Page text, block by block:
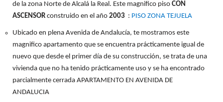
de la zona Norte de Alcalá la Real. Este magnifico piso CON
ASCENSOR construido en el año 2003 : PISO ZONA TEJUELA
Ubicado en plena Avenida de Andalucía, te mostramos este
magnifico apartamento que se encuentra prácticamente igual de
nuevo que desde el primer día de su construcción, se trata de una
vivienda que no ha tenido prácticamente uso y se ha encontrado
parcialmente cerrada APARTAMENTO EN AVENIDA DE
ANDALUCIA